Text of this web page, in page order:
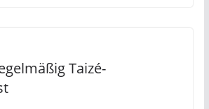
Taizé-